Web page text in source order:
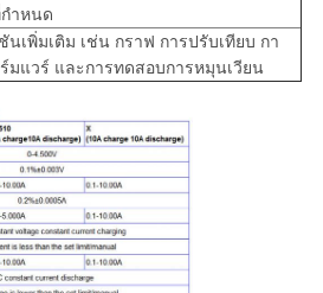
กำหนด
นเพิ่มเติม เช่น กราฟ การปรับเทียบ กา
ร์มแวร์ และการทดสอบการหมุนเวียน